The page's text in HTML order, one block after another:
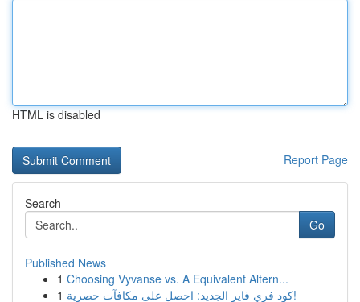
HTML is disabled
Report Page
Search
Go
Published News
1 Choosing Vyvanse vs. A Equivalent Altern...
1
كود فري فاير الجديد: احصل على مكافآت حصرية!